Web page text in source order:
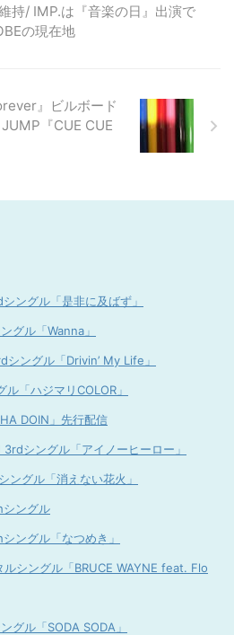
持/ IMP.は『音楽の日』出演で
の現在地
』ビルボード
『CUE CUE
ングル「是非に及ばず」
グル「Wanna」
シングル「Drivin’ My Life」
「ハジマリCOLOR」
DOIN」先行配信
シングル「アイノーヒーロー」
グル「消えない花火」
シングル
ングル「なつめき」
ルシングル「BRUCE WAYNE feat. Flo
グル「SODA SODA」